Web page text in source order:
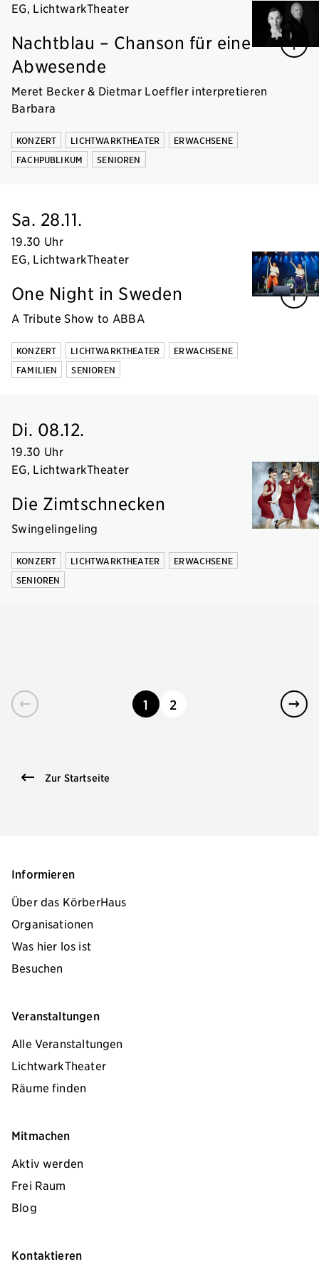
EG, LichtwarkTheater
Nachtblau – Chanson für eine
Abwesende
Meret Becker & Dietmar Loeffler interpretieren
Barbara
KONZERT LICHTWARKTHEATER
ERWACHSENE
FACHPUBLIKUM
SENIOREN
Sa. 28.11.
19.30 Uhr
EG, LichtwarkTheater
One Night in Sweden
A Tribute Show to ABBA
KONZERT LICHTWARKTHEATER
ERWACHSENE
FAMILIEN
SENIOREN
Di. 08.12.
19.30 Uhr
EG, LichtwarkTheater
Die Zimtschnecken
Swingelingeling
KONZERT LICHTWARKTHEATER
ERWACHSENE
SENIOREN
seite
1
seite
2
Zur Startseite
Informieren
Über das KörberHaus
Organisationen
Was hier los ist
Besuchen
Veranstaltungen
Alle Veranstaltungen
LichtwarkTheater
Räume finden
Mitmachen
Aktiv werden
Frei Raum
Blog
Kontaktieren